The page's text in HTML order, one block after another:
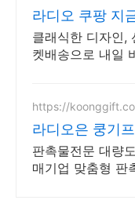
라디오 쿠팡 지
세요
클래식한 디자인,
켓배송으로 내일
https://
라디오은 쿵기
판촉물전문 대량
매기업 맞춤